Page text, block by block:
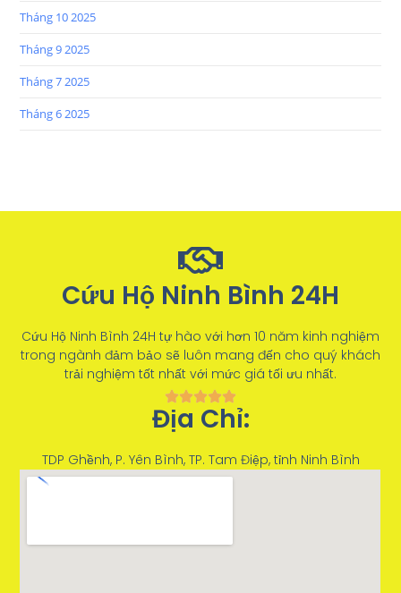
Tháng 10 2025
Tháng 9 2025
Tháng 7 2025
Tháng 6 2025
Cứu Hộ Ninh Bình 24H
Cứu Hộ Ninh Bình 24H tự hào với hơn 10 năm kinh nghiệm
trong ngành đảm bảo sẽ luôn mang đến cho quý khách
trải nghiệm tốt nhất với mức giá tối ưu nhất.
Địa Chỉ:
TDP Ghềnh, P. Yên Bình, TP. Tam Điệp, tỉnh Ninh Bình